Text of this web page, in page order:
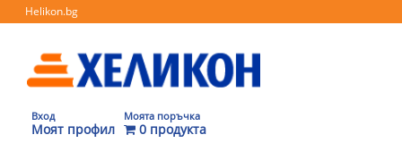
Helikon.bg
Вход
Моят профил
Моята поръчка
0 продукта